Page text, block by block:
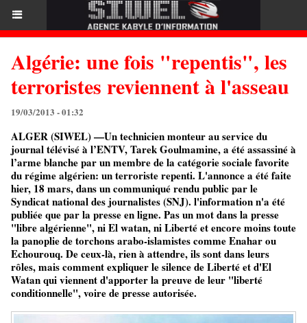
Algérie: une fois "repentis", les
terroristes reviennent à l'asseau
19/03/2013 - 01:32
ALGER (SIWEL) —Un technicien monteur au service du
journal télévisé à l’ENTV, Tarek Goulmamine, a été assassiné à
l’arme blanche par un membre de la catégorie sociale favorite
du régime algérien: un terroriste repenti. L'annonce a été faite
hier, 18 mars, dans un communiqué rendu public par le
Syndicat national des journalistes (SNJ). l'information n'a été
publiée que par la presse en ligne. Pas un mot dans la presse
"libre algérienne", ni El watan, ni Liberté et encore moins toute
la panoplie de torchons arabo-islamistes comme Enahar ou
Echourouq. De ceux-là, rien à attendre, ils sont dans leurs
rôles, mais comment expliquer le silence de Liberté et d'El
Watan qui viennent d'apporter la preuve de leur "liberté
conditionnelle", voire de presse autorisée.